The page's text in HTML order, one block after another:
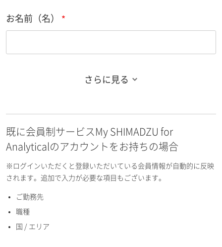
お名前（名）
お名前フリガナ（名）
E-mailアドレス（半角英数）
さらに見る
既に会員制サービスMy SHIMADZU for
Analyticalのアカウントをお持ちの場合
※ログインいただくと登録いただいている会員情報が自動的に反映
されます。追加で入力が必要な項目もございます。
ご勤務先
職種
国 / エリア